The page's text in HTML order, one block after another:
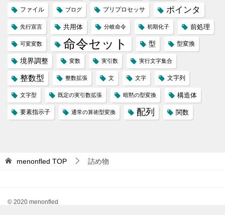
ファイル ブログ プリプロセッサ ポインタ
先行宣言 共用体 分岐命令 初期化子 前処理
可変変数 命令セット 型 型変換
境界調整 変数 実引数 実行文字集合
整数型 整数拡張 文 文字 文字列
文字型 既定の実引数拡張 暗黙の型変換 構造体
要素指示子 通常の算術型変換 配列 関数
menonfled TOP 詰め物
© 2020 menonfled